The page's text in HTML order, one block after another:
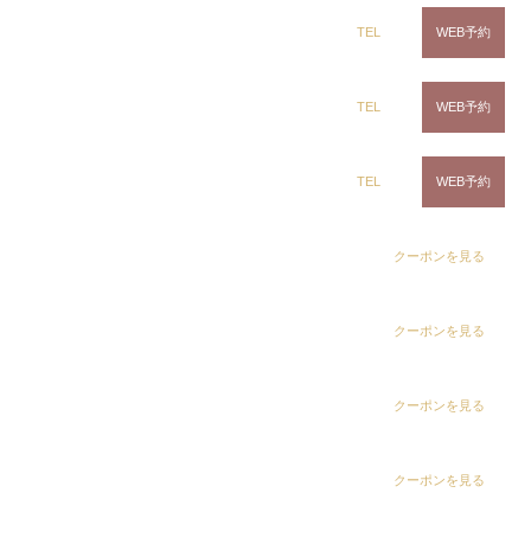
TEL WEB予約
TEL WEB予約
TEL WEB予約
クーポンを見る
クーポンを見る
クーポンを見る
クーポンを見る